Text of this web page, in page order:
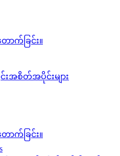
ာက်ခြင်း။
းအစိတ်အပိုင်းများ
ာက်ခြင်း။